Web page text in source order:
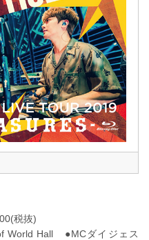
税抜)
World Hall ●MCダイジェス